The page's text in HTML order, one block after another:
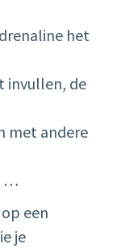
het
invullen, de
met andere
…
een
je